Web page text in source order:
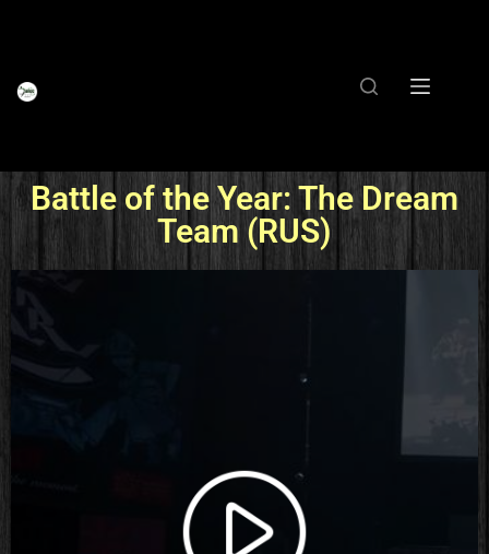
Battle of the Year: The Dream
Team (RUS)